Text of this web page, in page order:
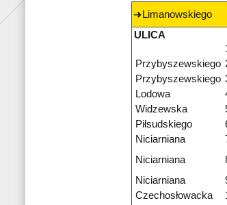
Limanowskiego
ULICA
Przybyszewskiego
Przybyszewskiego
Lodowa
Widzewska
Piłsudskiego
Niciarniana
Niciarniana
Niciarniana
Czechosłowacka